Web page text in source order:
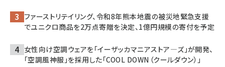
ファーストリテイリング、令和8年熊本地震の被災地緊急支援
でユニクロ商品を2万点寄贈を決定、1億円規模の寄付を予定
女性向け空調ウェアを「イーザッカマニアストア―ズ」が開発、
「空調風神服」を採用した「COOL DOWN（クールダウン）」